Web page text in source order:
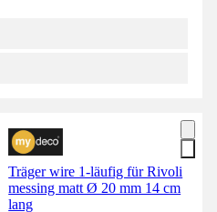
Träger wire 1-läufig für Rivoli
messing matt Ø 20 mm 14 cm
lang